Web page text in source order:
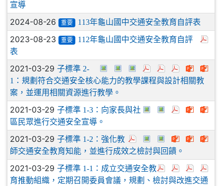
宣導
2024-08-26 重要 113年龜山國中交通安全教育自評表
2023-08-23 重要
112年龜山國中交通安全教育自評
表
2021-03-29 子標準 2-
1：規劃符合交通安全核心能力的教學課程與設計相關教
案，並運用相關資源進行教學。
2021-03-29 子標準 1-3：向家長與社
區民眾進行交通安全宣導。
2021-03-29 子標準 1-2：強化教
師交通安全教育知能，並進行成效之檢討與回饋。
2021-03-29 子標準 1-1：成立交通安全教
育推動組織，定期召開委員會議，規劃、檢討與改進交通